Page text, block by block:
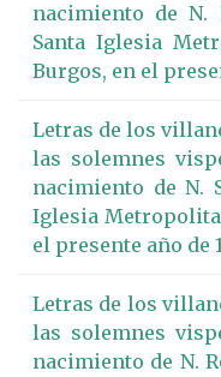
nacimiento de N.
Santa Iglesia
Burgos, en el
Letras de los
las solemnes
nacimiento de N.
Iglesia
el presente año de
Letras de los
las solemnes
nacimiento de N.